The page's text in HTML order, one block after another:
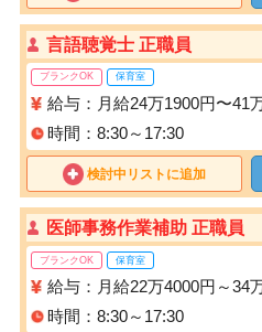
言語聴覚士 正職員
ブランクOK 保育室
給与：月給24万1900円〜41
時間：8:30～17:30
検討中リストに追加
医師事務作業補助 正職員
ブランクOK 保育室
給与：月給22万4000円～34
時間：8:30～17:30